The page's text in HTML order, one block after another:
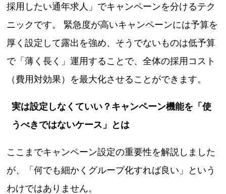
採用したい通年求人」でキャンペーンを分けるテク
ニックです。 緊急度が高いキャンペーンには予算を
厚く設定して露出を強め、そうでないものは低予算
で「薄く長く」運用することで、全体の採用コスト
（費用対効果）を最大化させることができます。
実は設定しなくていい？キャンペーン機能を「使
うべきではないケース」とは
ここまでキャンペーン設定の重要性を解説しました
が、「何でも細かくグループ化すれば良い」という
わけではありません。